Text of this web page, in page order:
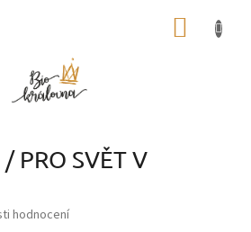
PRO SVĚT V
hodnocení